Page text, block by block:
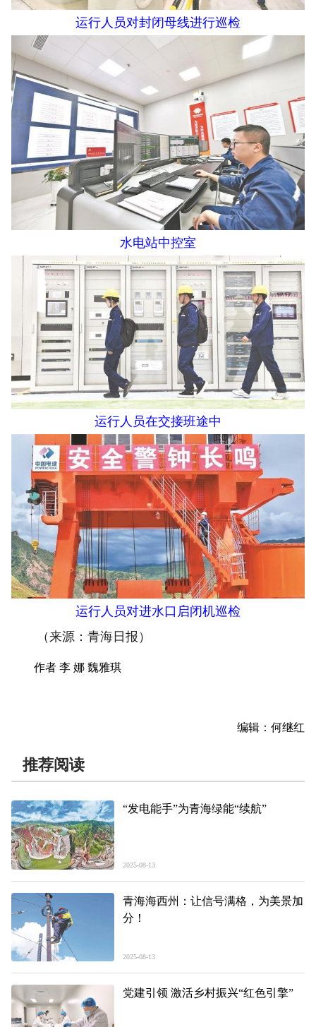
运行人员对封闭母线进行巡检
水电站中控室
运行人员在交接班途中
运行人员对进水口启闭机巡检
（来源：青海日报）
作者 李 娜 魏雅琪
编辑：何继红
推荐阅读
“发电能手”为青海绿能“续航”
2025-08-13
青海海西州：让信号满格，为美景加
分！
2025-08-13
党建引领 激活乡村振兴“红色引擎”